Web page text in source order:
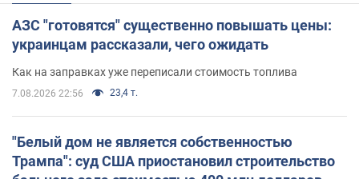
АЗС "готовятся" существенно повышать цены:
украинцам рассказали, чего ожидать
Как на заправках уже переписали стоимость топлива
7.08.2026 22:56 23,4 т.
"Белый дом не является собственностью
Трампа": суд США приостановил строительство